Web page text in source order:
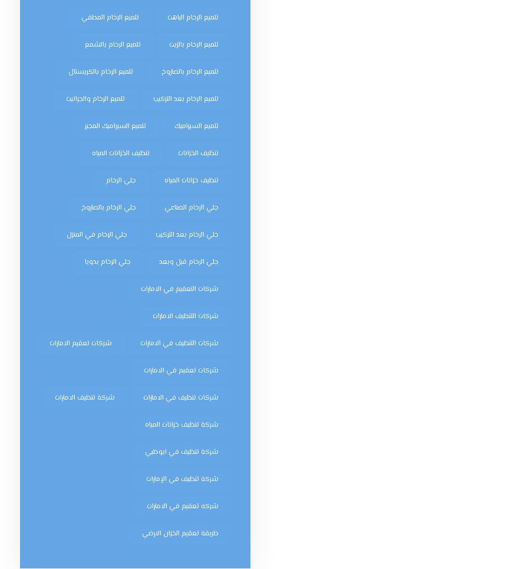
تلميع الرخام الباهت تلميع الرخام المطفي
تلميع الرخام بالزيت تلميع الرخام بالشمع
تلميع الرخام بالصاروخ تلميع الرخام بالكريستال
تلميع الرخام بعد التركيب تلميع الرخام والجرانيت
تلميع السيراميك تلميع السيراميك المجير
تنظيف الخزانات تنظيف الخزانات المياه
تنظيف خزانات المياه جلي الرخام
جلي الرخام الصناعي جلي الرخام بالصاروخ
جلي الرخام بعد التركيب جلي الرخام في المنزل
جلي الرخام قبل وبعد جلي الرخام يدويا
شركات التعقيم في الامارات
شركات التنظيف الامارات
شركات التنظيف في الامارات شركات تعقيم الامارات
شركات تعقيم في الامارات
شركات تنظيف في الامارات شركة تنظيف الامارات
شركة تنظيف خزانات المياه
شركة تنظيف في ابوظبي
شركة تنظيف في الإمارات
شركه تعقيم في الامارات
طريقة تعقيم الخزان الارضي